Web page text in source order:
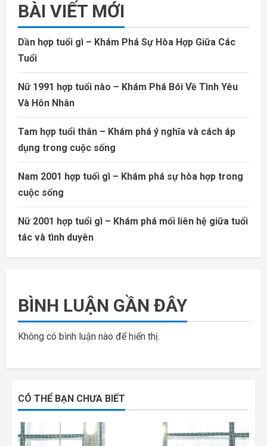
BÀI VIẾT MỚI
Dần hợp tuổi gì – Khám Phá Sự Hòa Hợp Giữa Các
Tuổi
Nữ 1991 hợp tuổi nào – Khám Phá Bói Về Tình Yêu
Và Hôn Nhân
Tam hợp tuổi thân – Khám phá ý nghĩa và cách áp
dụng trong cuộc sống
Nam 2001 hợp tuổi gì – Khám phá sự hòa hợp trong
cuộc sống
Nữ 2001 hợp tuổi gì – Khám phá mối liên hệ giữa tuổi
tác và tình duyên
BÌNH LUẬN GẦN ĐÂY
Không có bình luận nào để hiển thị.
CÓ THỂ BẠN CHƯA BIẾT